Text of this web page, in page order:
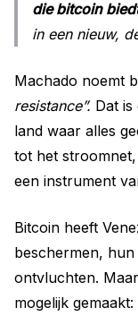
die bitcoin
in een nieuw,
Machado noemt
resistance”. Dat
land waar alles
tot het
een instrument
Bitcoin heeft
beschermen,
ontvluchten.
mogelijk